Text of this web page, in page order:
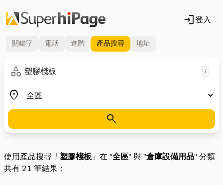
login登入
關鍵字 電話 進階 產品搜尋 地址
category
關鍵字 /
place
地區
search
使用產品搜尋「塑膠棧板」在 "全區" 與 "倉庫設備用品" 分類
共有 21 筆結果：